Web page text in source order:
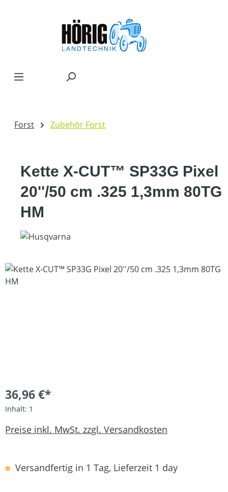
Forst Zubehör Forst
Kette X-CUT™ SP33G Pixel
20''/50 cm .325 1,3mm 80TG
HM
Bildergalerie überspringen
36,96 €*
Inhalt: 1
Preise inkl. MwSt. zzgl. Versandkosten
Versandfertig in 1 Tag, Lieferzeit 1 day